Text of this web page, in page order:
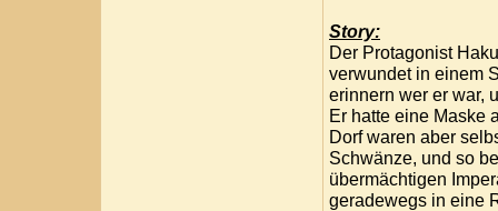
Story:
Der Protagonist
verwundet in einem
erinnern wer er war,
Er hatte eine Maske
Dorf waren aber
Schwänze, und so
übermächtigen
geradewegs in eine